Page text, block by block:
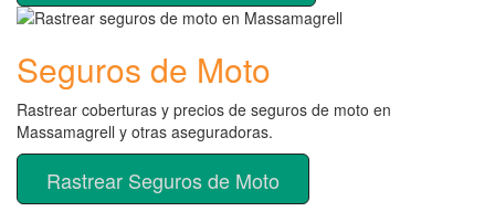
Seguros de Moto
Rastrear coberturas y precios de seguros de moto en
Massamagrell y otras aseguradoras.
Rastrear Seguros de Moto